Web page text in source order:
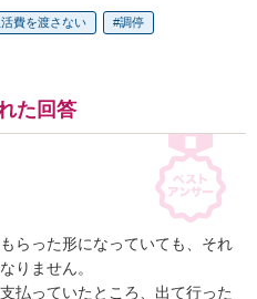
費を渡さない 調停
た回答
らった形になっていても、それ
りません。
払っていたところ、出て行った